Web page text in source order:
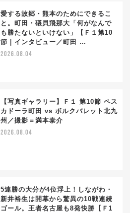
愛する故郷・熊本のためにできるこ
と。町田・礒貝飛那大「何がなんで
も勝たないといけない」【Ｆ１第10
節｜インタビュー／町田 …
2026.08.04
【写真ギャラリー】Ｆ１ 第10節 ペス
カドーラ町田 vs ボルクバレット北九
州／撮影＝満本泰介
2026.08.04
5連勝の大分が4位浮上！しながわ・
新井裕生は開幕から驚異の10戦連続
ゴール。王者名古屋も8発快勝【Ｆ1